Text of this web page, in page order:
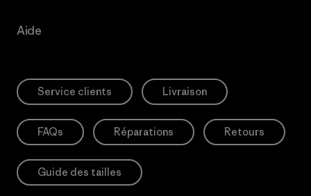
Aide
Service clients Livraison
FAQs Réparations Retours
Guide des tailles